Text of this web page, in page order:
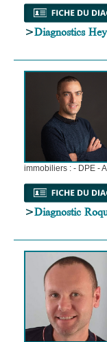
>Diagnostics
immobiliers : - DPE -
>Diagnostic